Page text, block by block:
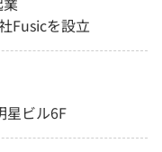
Fusicを設立
星ビル6F